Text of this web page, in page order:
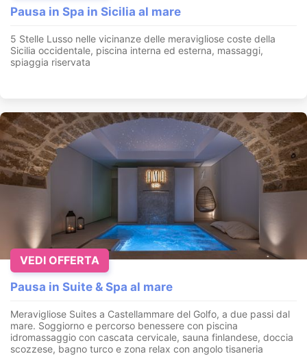
Pausa in Spa in Sicilia al mare
5 Stelle Lusso nelle vicinanze delle meravigliose coste della
Sicilia occidentale, piscina interna ed esterna, massaggi,
spiaggia riservata
Pausa in Suite & Spa al mare
Meravigliose Suites a Castellammare del Golfo, a due passi dal
mare. Soggiorno e percorso benessere con piscina
idromassaggio con cascata cervicale, sauna finlandese, doccia
scozzese, bagno turco e zona relax con angolo tisaneria
VEDI OFFERTA